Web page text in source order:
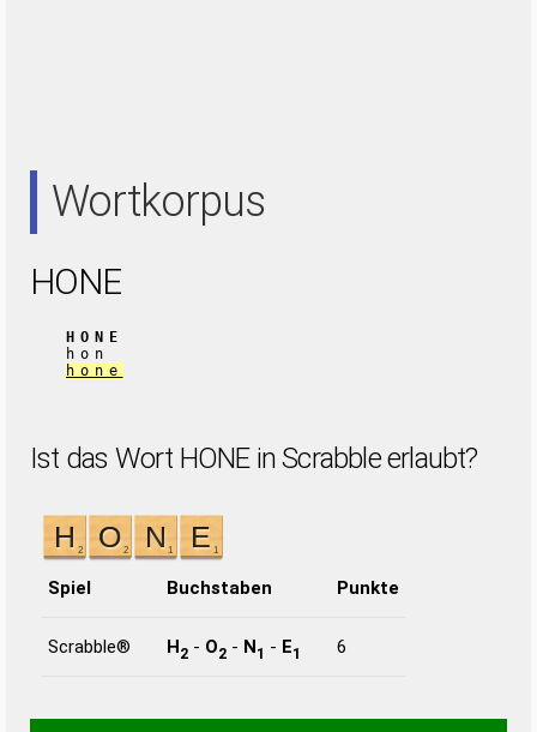
Wortkorpus
HONE
HONE
hon
hone
Ist das Wort HONE in Scrabble erlaubt?
Spiel Buchstaben Punkte
Scrabble® H2 - O2 - N1 - E1 6